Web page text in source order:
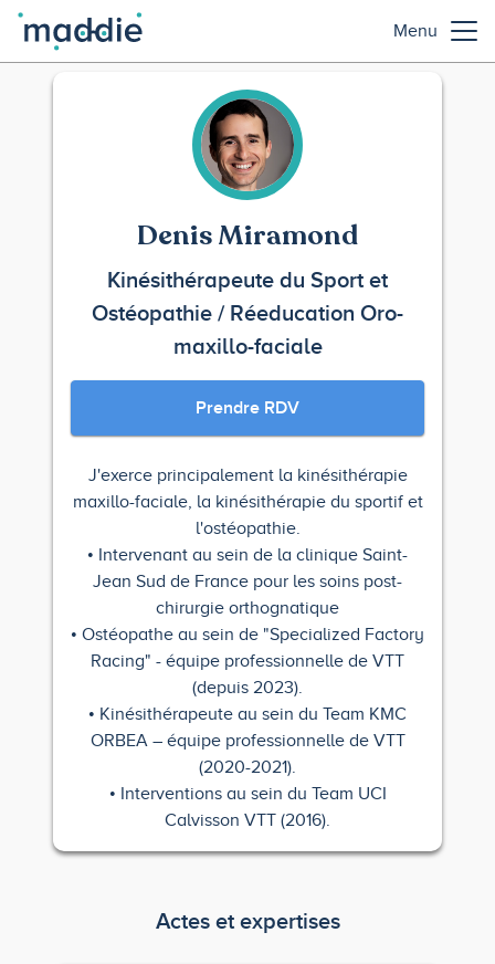
Menu
Denis Miramond
Kinésithérapeute du Sport et
Ostéopathie / Réeducation Oro-
maxillo-faciale
Prendre RDV
J'exerce principalement la kinésithérapie
maxillo-faciale, la kinésithérapie du sportif et
l'ostéopathie.
• Intervenant au sein de la clinique Saint-
Jean Sud de France pour les soins post-
chirurgie orthognatique
• Ostéopathe au sein de "Specialized Factory
Racing" - équipe professionnelle de VTT
(depuis 2023).
• Kinésithérapeute au sein du Team KMC
ORBEA – équipe professionnelle de VTT
(2020-2021).
• Interventions au sein du Team UCI
Calvisson VTT (2016).
Actes et expertises